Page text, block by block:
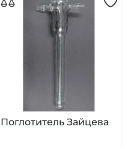
Поглотитель Зайцева